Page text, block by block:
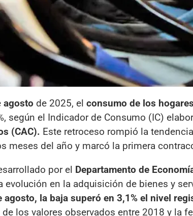
agosto de 2025, el consumo de los hogares
según el Indicador de Consumo (IC)
(CAC). Este retroceso rompió la
meses del año y marcó la primera
por el Departamento de
evolución en la adquisición de bienes y
agosto, la baja superó en 3,1% el nivel
los valores observados entre 2018 y la